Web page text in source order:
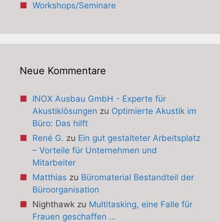
Workshops/Seminare
Neue Kommentare
INOX Ausbau GmbH - Experte für
Akustiklösungen zu Optimierte Akustik im
Büro: Das hilft
René G. zu Ein gut gestalteter Arbeitsplatz
– Vorteile für Unternehmen und
Mitarbeiter
Matthias zu Büromaterial Bestandteil der
Büroorganisation
Nighthawkzu Multitasking, eine Falle für
Frauen geschaffen …